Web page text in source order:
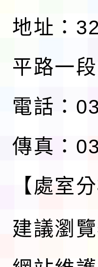
地址：
平路一
電話：
傳真：
【處室
建議瀏